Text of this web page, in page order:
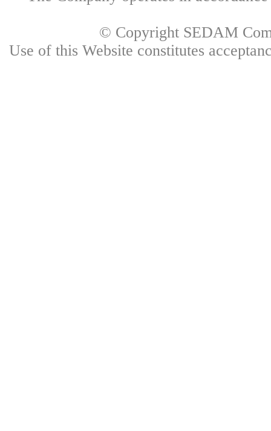
© Copyright SEDAM
Use of this Website constitutes